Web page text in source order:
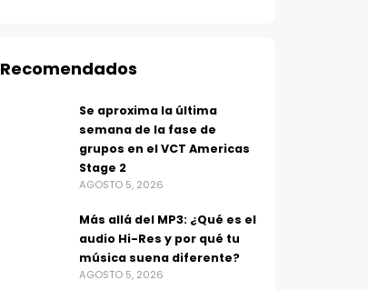
Recomendados
Se aproxima la última
semana de la fase de
grupos en el VCT Americas
Stage 2
AGOSTO 5, 2026
Más allá del MP3: ¿Qué es el
audio Hi-Res y por qué tu
música suena diferente?
AGOSTO 5, 2026